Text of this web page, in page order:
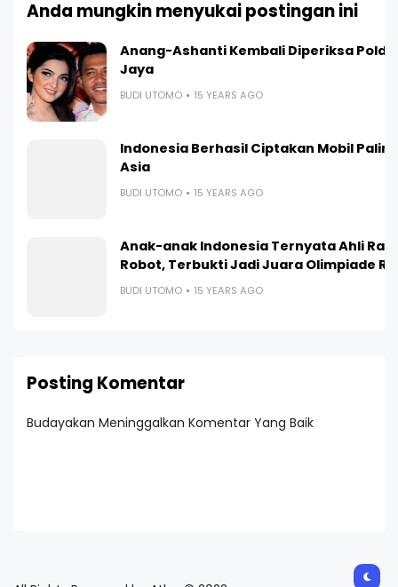
Anda mungkin menyukai postingan ini
Anang-Ashanti Kembali Diperiksa
Jaya
BUDI UTOMO 15 YEARS AGO
Indonesia Berhasil Ciptakan Mobil
Asia
BUDI UTOMO 15 YEARS AGO
Anak-anak Indonesia Ternyata Ahli
Robot, Terbukti Jadi Juara Olimpiade
BUDI UTOMO 15 YEARS AGO
Posting Komentar
Budayakan Meninggalkan Komentar Yang Baik